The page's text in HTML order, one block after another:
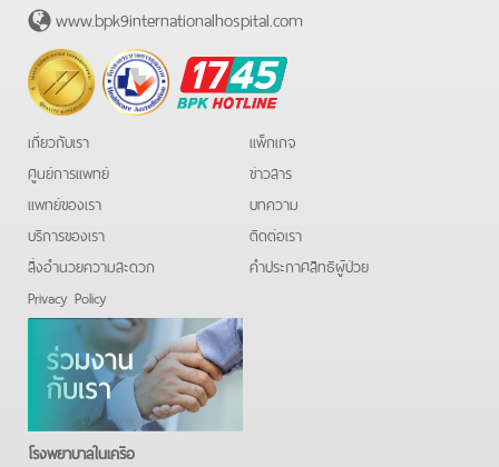
www.bpk9internationalhospital.com
BPK
Hotline
เกี่ยวกับเรา
ศูนย์การแพทย์
แพทย์ของเรา
บริการของเรา
สิ่งอำนวยความสะดวก
Privacy Policy
แพ็กเกจ
ข่าวสาร
บทความ
ติดต่อเรา
คําประกาศสิทธิผู้ป่วย
โรงพยาบาลในเครือ